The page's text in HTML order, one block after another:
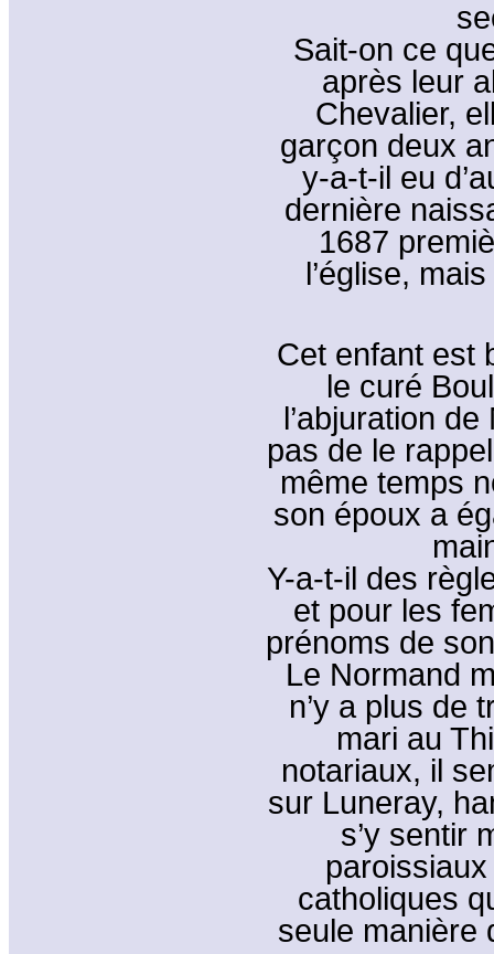
Sait-on ce
après leur
Chevalier,
garçon deux
y-a-t-il eu
dernière
1687
l’église,
Cet enfant est
le curé
l’abjuration de
pas de le
même temps
son époux a
Y-a-t-il des
et pour les
prénoms de
Le Normand
n’y a plus de
mari au
notariaux, il
sur Luneray,
s’y sentir
catholiques
seule manière